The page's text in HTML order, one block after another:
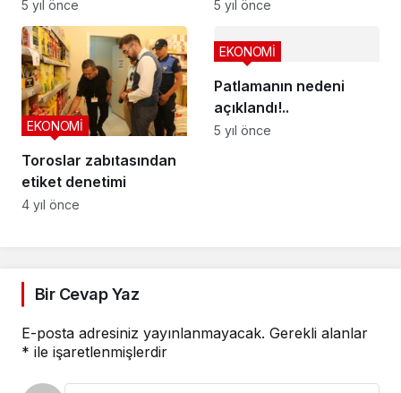
5 yıl önce 5 yıl önce
Toroslar zabıtasından
etiket denetimi
EKONOMİ
4 yıl önce
Patlamanın nedeni
açıklandı!..
EKONOMİ
5 yıl önce
Bir Cevap Yaz
E-posta adresiniz yayınlanmayacak. Gerekli alanlar
* ile işaretlenmişlerdir